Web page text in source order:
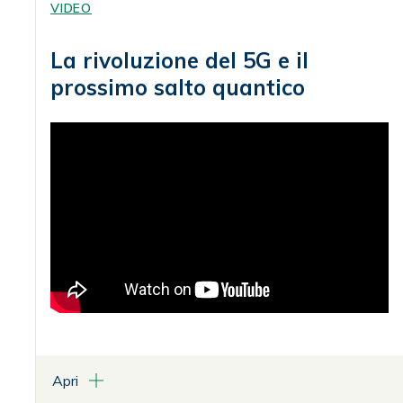
VIDEO
La rivoluzione del 5G e il
prossimo salto quantico
Apri